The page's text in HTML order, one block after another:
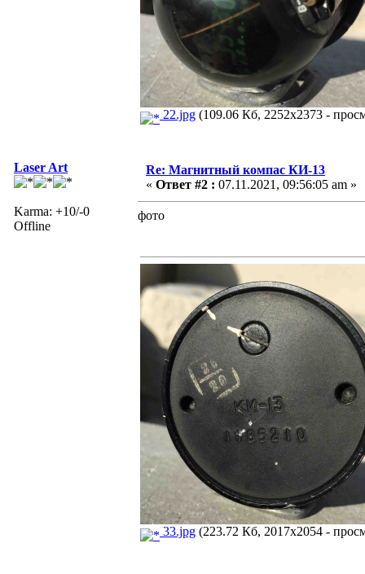
22.jpg (109.06 Кб, 2252x2373 -
Laser Art
Karma: +10/-0
Offline
Re: Магнитный компас КИ-13
« Ответ #2 : 07.11.2021, 09:56:05 am »
фото
33.jpg (223.72 Кб, 2017x2054 -